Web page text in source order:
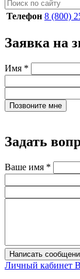
Телефон 8 (800)
Заявка на
Имя *
Позвоните мне
Задать
Ваше имя *
Написать
Личный кабинет